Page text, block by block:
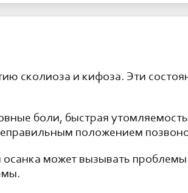
сколиоза и кифоза. Эти
боли, быстрая
положением
может вызывать